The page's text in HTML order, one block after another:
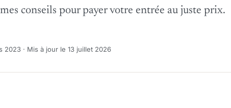
conseils pour payer votre entrée au juste prix.
2023 · Mis à jour le 13 juillet 2026